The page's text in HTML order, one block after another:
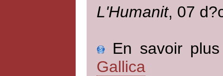
L'Humanit, 07
En savoir
Gallica